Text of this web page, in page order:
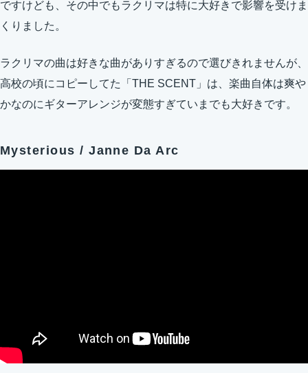
ですけども、その中でもラクリマは特に大好きで影響を受けま
くりました。
ラクリマの曲は好きな曲がありすぎるので選びきれませんが、
高校の頃にコピーしてた「THE SCENT」は、楽曲自体は爽や
かなのにギターアレンジが変態すぎていまでも大好きです。
Mysterious / Janne Da Arc